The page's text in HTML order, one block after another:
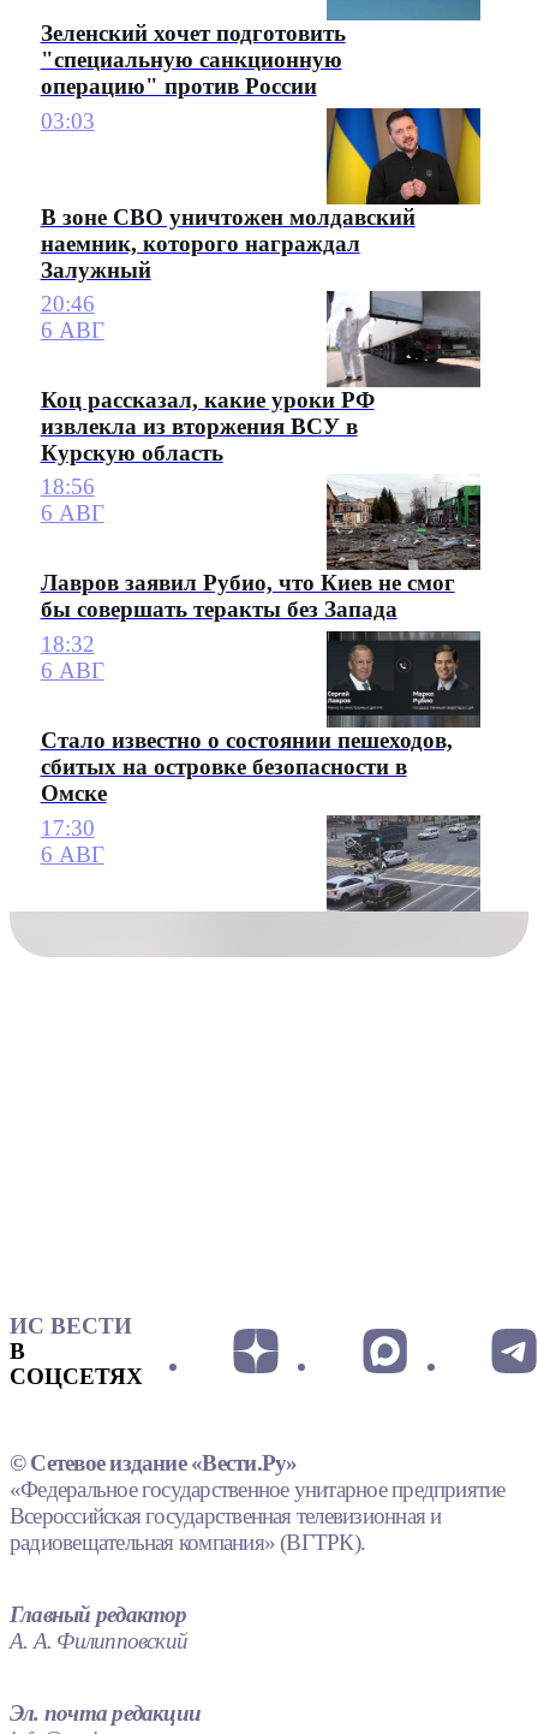
Зеленский хочет подготовить
"специальную санкционную
операцию" против России
03:03
В зоне СВО уничтожен молдавский
наемник, которого награждал
Залужный
20:46
6 АВГ
Коц рассказал, какие уроки РФ
извлекла из вторжения ВСУ в
Курскую область
18:56
6 АВГ
Лавров заявил Рубио, что Киев не смог
бы совершать теракты без Запада
18:32
6 АВГ
Стало известно о состоянии пешеходов,
сбитых на островке безопасности в
Омске
17:30
6 АВГ
ИС ВЕСТИ
В
СОЦСЕТЯХ
© Сетевое издание «Вести.Ру»
«Федеральное государственное унитарное предприятие
Всероссийская государственная телевизионная и
радиовещательная компания» (ВГТРК).
Главный редактор
А. А. Филипповский
Эл. почта редакции